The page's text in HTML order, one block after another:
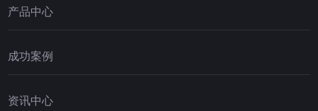
产品中心
成功案例
资讯中心